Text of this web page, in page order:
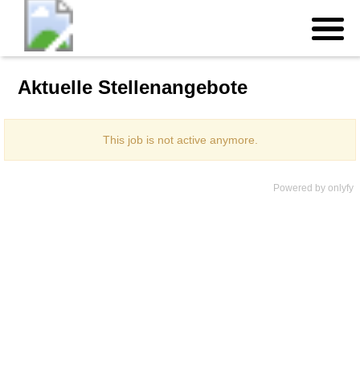
Aktuelle Stellenangebote
Powered by onlyfy